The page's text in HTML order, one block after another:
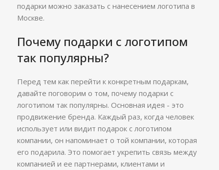
подарки можно заказать с нанесением логотипа в
Москве.
Почему подарки с логотипом
так популярны?
Перед тем как перейти к конкретным подаркам,
давайте поговорим о том, почему подарки с
логотипом так популярны. Основная идея - это
продвижение бренда. Каждый раз, когда человек
использует или видит подарок с логотипом
компании, он напоминает о той компании, которая
его подарила. Это помогает укрепить связь между
компанией и ее партнерами, клиентами и